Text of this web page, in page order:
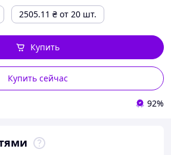
2505.11 ₴ от 20 шт.
Купить сейчас
Купить
92%